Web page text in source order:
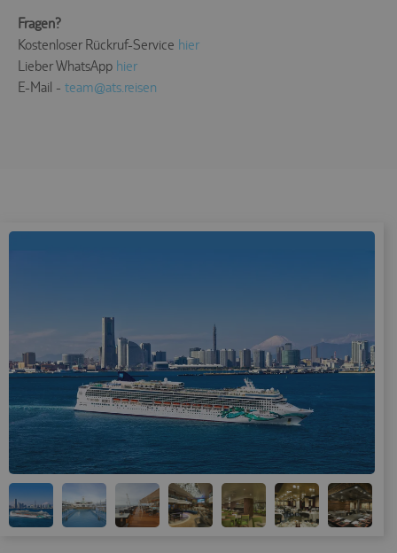
Fragen?
Kostenloser Rückruf-Service hier
Lieber WhatsApp hier
E-Mail - team@ats.reisen